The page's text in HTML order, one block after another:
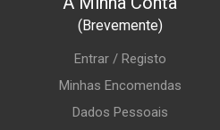
(Brevemente)
Entrar / Registo
Minhas Encomendas
Dados Pessoais